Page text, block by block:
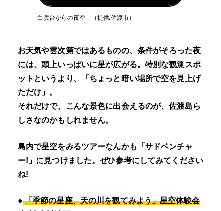
白雲台からの夜空 （提供/佐渡市）
お天気や雲次第ではあるものの、条件がそろった夜
には、頭上いっぱいに星が広がる。特別な観測スポ
ットというより、「ちょっと暗い場所で空を見上げ
ただけ」。
それだけで、こんな景色に出会えるのが、佐渡島ら
しさなのかもしれません。
島内で星空をみるツアーなんかも「サドベンチャ
ー!」に見つけました。ぜひ参考にしてみてください
ね!
● 「季節の星座、天の川を観てみよう」星空体験会